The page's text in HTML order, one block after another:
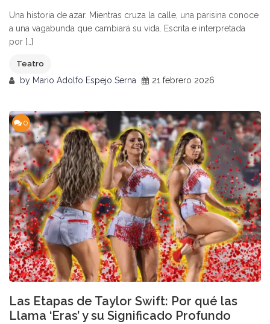
Una historia de azar. Mientras cruza la calle, una parisina conoce
a una vagabunda que cambiará su vida. Escrita e interpretada
por […]
Teatro
by Mario Adolfo Espejo Serna 21 febrero 2026
0
Las Etapas de Taylor Swift: Por qué las
Llama ‘Eras’ y su Significado Profundo